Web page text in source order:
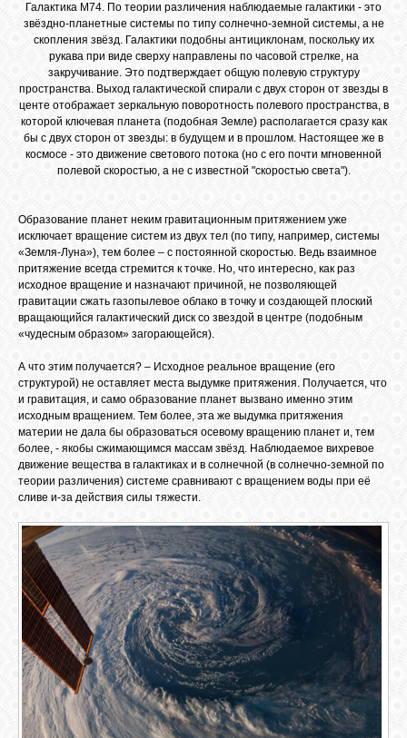
Галактика М74. По теории различения наблюдаемые галактики - это
звёздно-планетные системы по типу солнечно-земной системы, а не
скопления звёзд. Галактики подобны антициклонам, поскольку их
рукава при виде сверху направлены по часовой стрелке, на
закручивание. Это подтверждает общую полевую структуру
пространства. Выход галактической спирали с двух сторон от звезды в
центе отображает зеркальную поворотность полевого пространства, в
которой ключевая планета (подобная Земле) располагается сразу как
бы с двух сторон от звезды: в будущем и в прошлом. Настоящее же в
космосе - это движение светового потока (но с его почти мгновенной
полевой скоростью, а не с известной "скоростью света").
Образование планет неким гравитационным притяжением уже
исключает вращение систем из двух тел (по типу, например, системы
«Земля-Луна»), тем более – с постоянной скоростью. Ведь взаимное
притяжение всегда стремится к точке. Но, что интересно, как раз
исходное вращение и назначают причиной, не позволяющей
гравитации сжать газопылевое облако в точку и создающей плоский
вращающийся галактический диск со звездой в центре (подобным
«чудесным образом» загорающейся).
А что этим получается? – Исходное реальное вращение (его
структурой) не оставляет места выдумке притяжения. Получается, что
и гравитация, и само образование планет вызвано именно этим
исходным вращением. Тем более, эта же выдумка притяжения
материи не дала бы образоваться осевому вращению планет и, тем
более, - якобы сжимающимся массам звёзд. Наблюдаемое вихревое
движение вещества в галактиках и в солнечной (в солнечно-земной по
теории различения) системе сравнивают с вращением воды при её
сливе и-за действия силы тяжести.